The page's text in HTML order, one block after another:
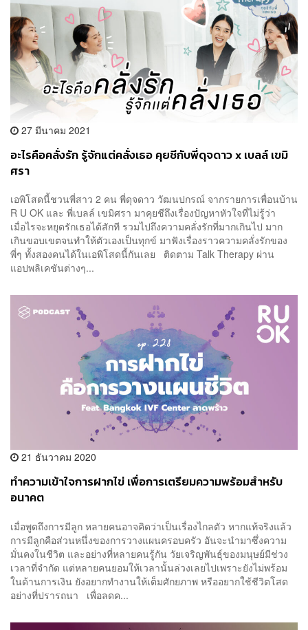
27 มีนาคม 2021
อะไรคือคลั่งรัก รู้จักแต่คลั่งเธอ คุยชีกับพี่ดุจดาว x เบลล์ เขมิ
ศรา
เอพิโสดนี้ชวนพี่สาว 2 คน พี่ดุจดาว วัฒนปกรณ์ จากรายการเพื่อนบ้าน
R U OK และ พี่เบลล์ เขมิศรา มาคุยชีถึงเรื่องปัญหาหัวใจที่ไม่รู้ว่า
เมื่อไรจะหยุดรักเธอได้สักที รวมไปถึงความคลั่งรักที่มากเกินไป มาก
เกินขอบเขตจนทำให้ตัวเองเป็นทุกข์ มาฟังเรื่องราวความคลั่งรักของ
พี่ๆ ทั้งสองคนได้ในเอพิโสดนี้กันเลย ติดตาม Talk Therapy ผ่าน
แอปพลิเคชันต่างๆ...
21 ธันวาคม 2020
ทำความเข้าใจการฝากไข่ เพื่อการเตรียมความพร้อมสำหรับ
อนาคต
เมื่อพูดถึงการมีลูก หลายคนอาจคิดว่าเป็นเรื่องไกลตัว หากแท้จริงแล้ว
การมีลูกคือส่วนหนึ่งของการวางแผนครอบครัว อันจะนำมาซึ่งความ
มั่นคงในชีวิต และอย่างที่หลายคนรู้กัน วัยเจริญพันธุ์ของมนุษย์มีช่วง
เวลาที่จำกัด แต่หลายคนยอมให้เวลานั้นล่วงเลยไปเพราะยังไม่พร้อม
ในด้านการเงิน ยังอยากทำงานให้เต็มศักยภาพ หรืออยากใช้ชีวิตโสด
อย่างที่ปรารถนา เพื่อลดค...